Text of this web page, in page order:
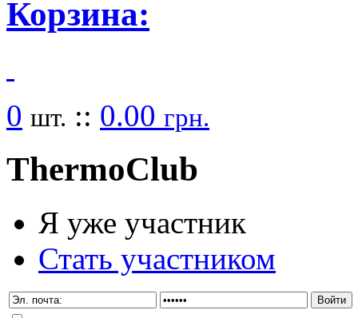
Корзина:
0 шт. :: 0.00 грн.
ThermoClub
Я уже участник
Стать участником